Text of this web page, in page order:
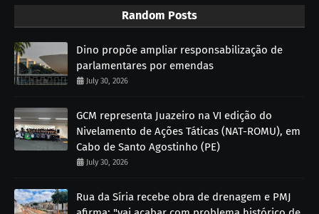
Random Posts
Dino propõe ampliar responsabilização de
parlamentares por emendas
July 30, 2026
GCM representa Juazeiro na VI edição do
Nivelamento de Ações Táticas (NAT-ROMU), em
Cabo de Santo Agostinho (PE)
July 30, 2026
Rua da Síria recebe obra de drenagem e PMJ